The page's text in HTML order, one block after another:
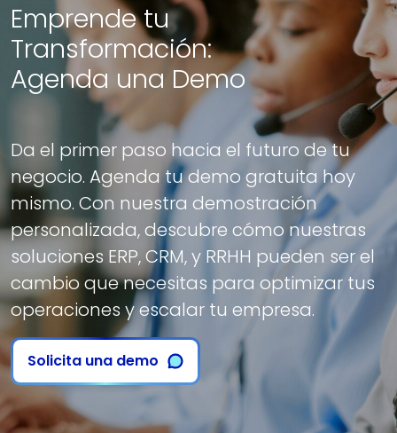
Emprende tu
Transformación:
Agenda una Demo
Da el primer paso hacia el futuro de tu
negocio. Agenda tu demo gratuita hoy
mismo. Con nuestra demostración
personalizada, descubre cómo nuestras
soluciones ERP, CRM, y RRHH pueden ser el
cambio que necesitas para optimizar tus
operaciones y escalar tu empresa.
Solicita una demo